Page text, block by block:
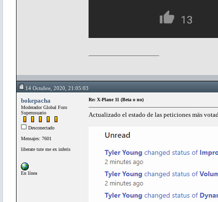
14 Octubre, 2020, 21:05:03
bokepacha
Moderador Global Foro
Superusuario
Desconectado
Mensajes: 7601
liberate tute me ex inferis
En línea
Re: X-Plane 11 (Beta o no)
Actualizado el estado de las peticiones mäs